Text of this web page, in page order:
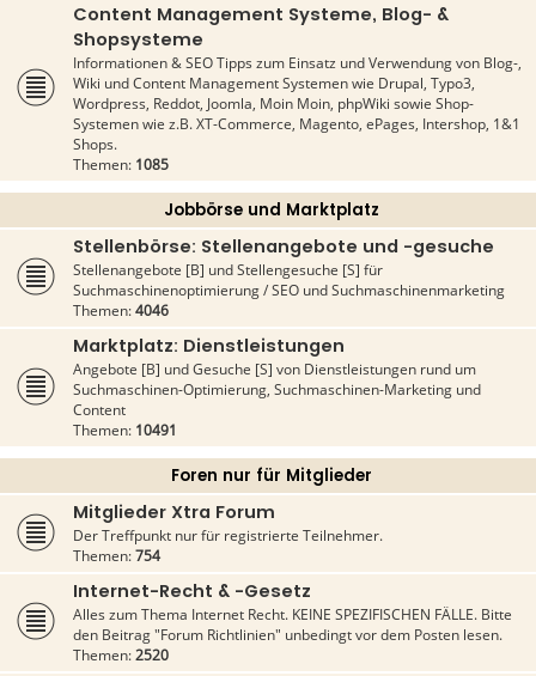
Content Management Systeme, Blog- &
Shopsysteme
Informationen & SEO Tipps zum Einsatz und Verwendung von Blog-,
Wiki und Content Management Systemen wie Drupal, Typo3,
Wordpress, Reddot, Joomla, Moin Moin, phpWiki sowie Shop-
Systemen wie z.B. XT-Commerce, Magento, ePages, Intershop, 1&1
Shops.
Themen: 1085
Jobbörse und Marktplatz
Stellenbörse: Stellenangebote und -gesuche
Stellenangebote [B] und Stellengesuche [S] für
Suchmaschinenoptimierung / SEO und Suchmaschinenmarketing
Themen:4046
Marktplatz: Dienstleistungen
Angebote [B] und Gesuche [S] von Dienstleistungen rund um
Suchmaschinen-Optimierung, Suchmaschinen-Marketing und
Content
Themen: 10491
Foren nur für Mitglieder
Mitglieder Xtra Forum
Der Treffpunkt nur für registrierte Teilnehmer.
Themen:754
Internet-Recht & -Gesetz
Alles zum Thema Internet Recht. KEINE SPEZIFISCHEN FÄLLE. Bitte
den Beitrag "Forum Richtlinien" unbedingt vor dem Posten lesen.
Themen:2520